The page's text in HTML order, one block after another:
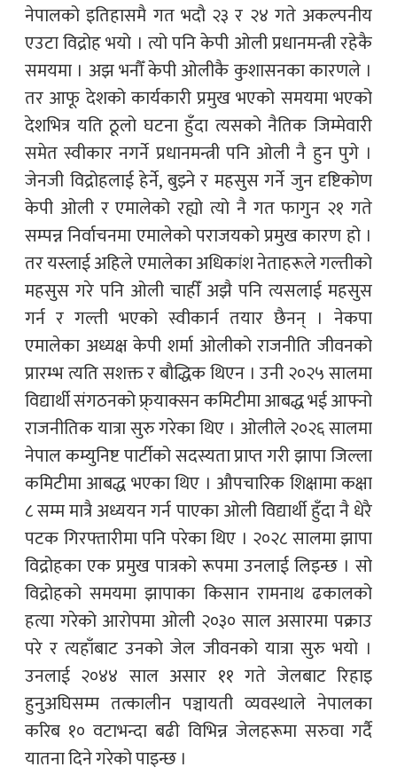
नेपालको इतिहासमै गत भदौ २३ र २४ गते अकल्पनीय
एउटा विद्रोह भयो । त्यो पनि केपी ओली प्रधानमन्त्री रहेकै
समयमा । अझ भनौँ केपी ओलीकै कुशासनका कारणले ।
तर आफू देशको कार्यकारी प्रमुख भएको समयमा भएको
देशभित्र यति ठूलो घटना हुँदा त्यसको नैतिक जिम्मेवारी
समेत स्वीकार नगर्ने प्रधानमन्त्री पनि ओली नै हुन पुगे ।
जेनजी विद्रोहलाई हेर्ने, बुझ्ने र महसुस गर्ने जुन दृष्टिकोण
केपी ओली र एमालेको रह्यो त्यो नै गत फागुन २१ गते
सम्पन्न निर्वाचनमा एमालेको पराजयको प्रमुख कारण हो ।
तर यस्लाई अहिले एमालेका अधिकांश नेताहरूले गल्तीको
महसुस गरे पनि ओली चाहीँ अझै पनि त्यसलाई महसुस
गर्न र गल्ती भएको स्वीकार्न तयार छैनन् । नेकपा
एमालेका अध्यक्ष केपी शर्मा ओलीको राजनीति जीवनको
प्रारम्भ त्यति सशक्त र बौद्धिक थिएन । उनी २०२५ सालमा
विद्यार्थी संगठनको फ्र्याक्सन कमिटीमा आबद्ध भई आफ्नो
राजनीतिक यात्रा सुरु गरेका थिए । ओलीले २०२६ सालमा
नेपाल कम्युनिष्ट पार्टीको सदस्यता प्राप्त गरी झापा जिल्ला
कमिटीमा आबद्ध भएका थिए । औपचारिक शिक्षामा कक्षा
८ सम्म मात्रै अध्ययन गर्न पाएका ओली विद्यार्थी हुँदा नै धेरै
पटक गिरफ्तारीमा पनि परेका थिए । २०२८ सालमा झापा
विद्रोहका एक प्रमुख पात्रको रूपमा उनलाई लिइन्छ । सो
विद्रोहको समयमा झापाका किसान रामनाथ ढकालको
हत्या गरेको आरोपमा ओली २०३० साल असारमा पक्राउ
परे र त्यहाँबाट उनको जेल जीवनको यात्रा सुरु भयो ।
उनलाई २०४४ साल असार ११ गते जेलबाट रिहाइ
हुनुअघिसम्म तत्कालीन पञ्चायती व्यवस्थाले नेपालका
करिब १० वटाभन्दा बढी विभिन्न जेलहरूमा सरुवा गर्दै
यातना दिने गरेको पाइन्छ ।